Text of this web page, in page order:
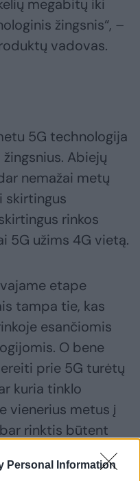
Personal Information
megabitų iki
žingsnis“, –
vadovas.
5G technologija
Abiejų
nemažai metų
skirtingus
rinkos
5G užims 4G vietą.
etape
tampa tie, kas
esančiomis
O bene
prie 5G turėtų
kuria tinklo
vienerius metus į
rinktis būtent
ką teko stebėti